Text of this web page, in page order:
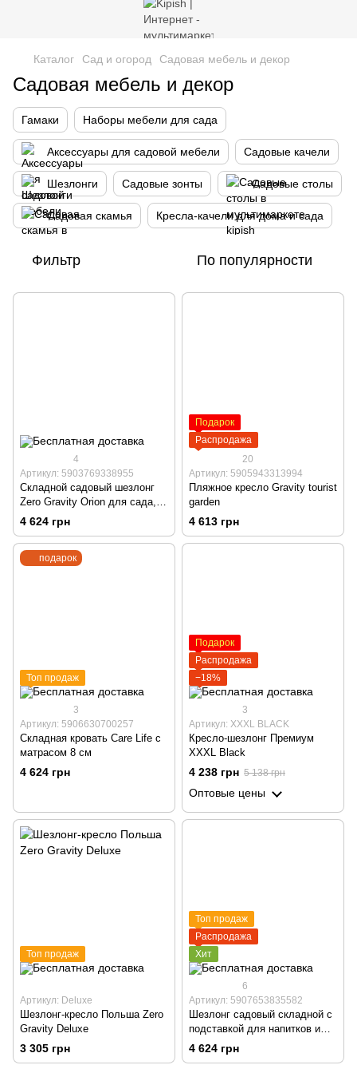
Каталог Сад и огород Cадовая мебель и декор
Cадовая мебель и декор
Гамаки Наборы мебели для сада
Аксессуары для садовой мебели Садовые качели
Шезлонги Садовые зонты Садовые столы
Садовая скамья Кресла-качели для дома и сада
Фильтр По популярности
4
Артикул: 5903769338955
Складной садовый шезлонг
Zero Gravity Orion для сада,
террасы и пляжа с
подставкой для напитков,
держателем для смартфона,
черный
4 624 грн
Подарок
Распродажа
20
Артикул: 5905943313994
Пляжное кресло Gravity tourist
garden
4 613 грн
подарок
Топ продаж
3
Артикул: 5906630700257
Складная кровать Care Life с
матрасом 8 см
4 624 грн
Подарок
Распродажа
−18%
3
Артикул: XXXL BLACK
Кресло-шезлонг Премиум
XXXL Black
4 238 грн 5 138 грн
Оптовые цены
Топ продаж
Артикул: Deluxe
Шезлонг-кресло Польша Zero
Gravity Deluxe
3 305 грн
Топ продаж
Распродажа
Хит
6
Артикул: 5907653835582
Шезлонг садовый складной с
подставкой для напитков и
подголовником
4 624 грн